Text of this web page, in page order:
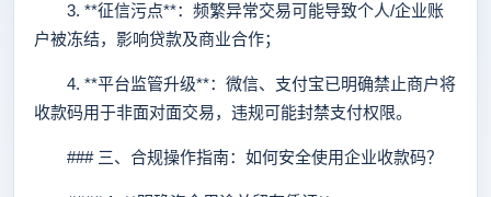
3. **征信污点**：频繁异常交易可能导致个人/企业账
户被冻结，影响贷款及商业合作；
4. **平台监管升级**：微信、支付宝已明确禁止商户将
收款码用于非面对面交易，违规可能封禁支付权限。
### 三、合规操作指南：如何安全使用企业收款码？